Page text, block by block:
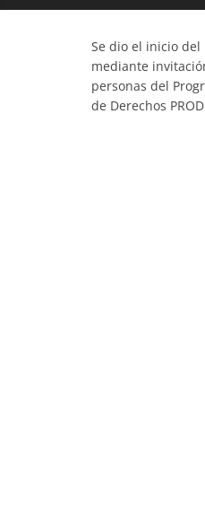
:.
Sistema
de
Se dio el inicio
mediante
personas del
de Derechos